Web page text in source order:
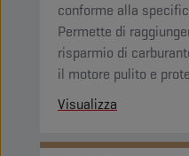
conforme alla
Permette di
risparmio di
il motore pulito e
Visualizza